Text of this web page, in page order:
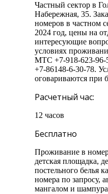
Частный сектор в
Набережная, 35.
номеров в частном
2024 год, цены на
интересующие
условиях
МТС +7-918-623-96-
+7-86148-6-30-78.
оговариваются при
Расчетный час:
12 часов
Бесплатно
Проживание в
детская площадка,
постельного белья
номера по запросу,
мангалом и